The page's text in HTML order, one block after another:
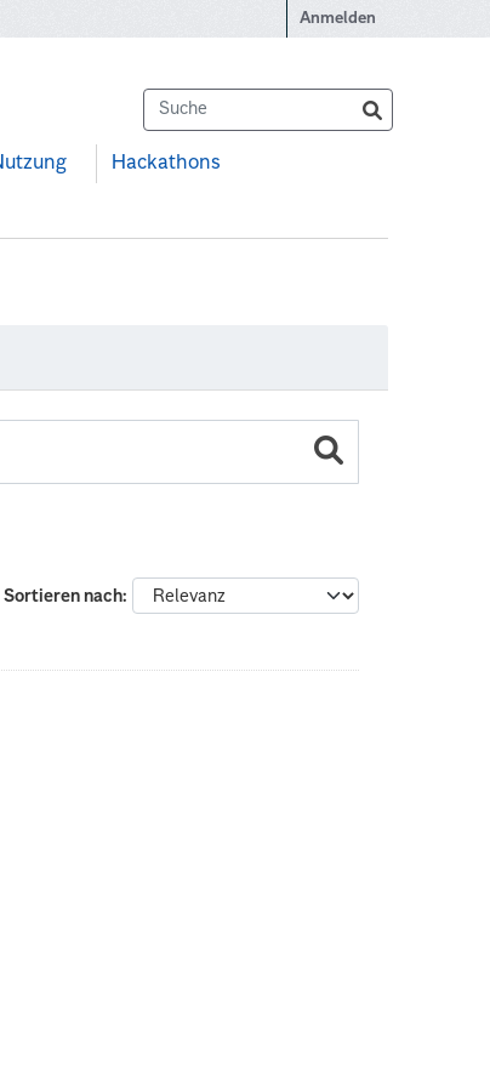
Anmelden
Hackathons
Sortieren nach